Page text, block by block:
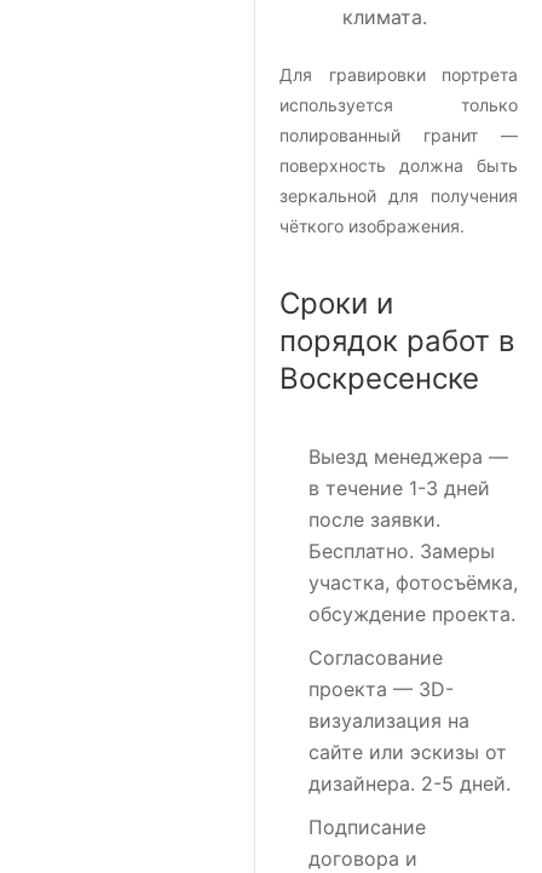
климата.
Для гравировки портрета
используется только
полированный гранит —
поверхность должна быть
зеркальной для получения
чёткого изображения.
Сроки и
порядок работ в
Воскресенске
Выезд менеджера —
в течение 1-3 дней
после заявки.
Бесплатно. Замеры
участка, фотосъёмка,
обсуждение проекта.
Согласование
проекта — 3D-
визуализация на
сайте или эскизы от
дизайнера. 2-5 дней.
Подписание
договора и